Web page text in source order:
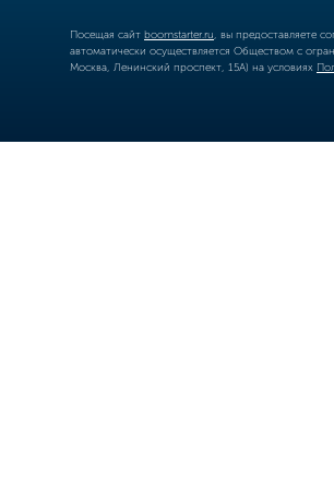
Посещая сайт boomstarter.ru , вы предоставляете
автоматически осуществляется Обществом с
Москва, Ленинский проспект, 15А) на условиях